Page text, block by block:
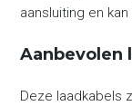
aansluiting en
Aanbevolen
Deze laadkabels